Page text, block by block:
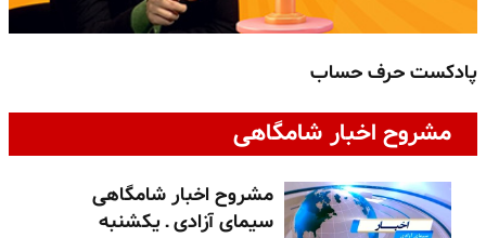
پادکست حرف حساب
مشروح اخبار شامگاهی
مشروح اخبار شامگاهی
سیمای آزادی ـ یکشنبه